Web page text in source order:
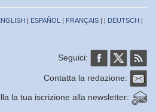
| ESPAÑOL | FRANÇAIS | | DEUTSCH |
Seguici:
Contatta la redazione:
la tua iscrizione alla newsletter: